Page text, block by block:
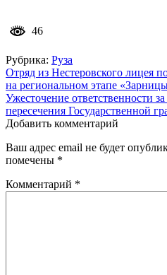
46
Рубрика: Руза
Навигация
по
записям
Отряд из Нестеровского лицея
на региональном этапе
Ужесточение ответственности
пересечения Государственной
Добавить комментарий
Ваш адрес email не будет
помечены *
Комментарий *